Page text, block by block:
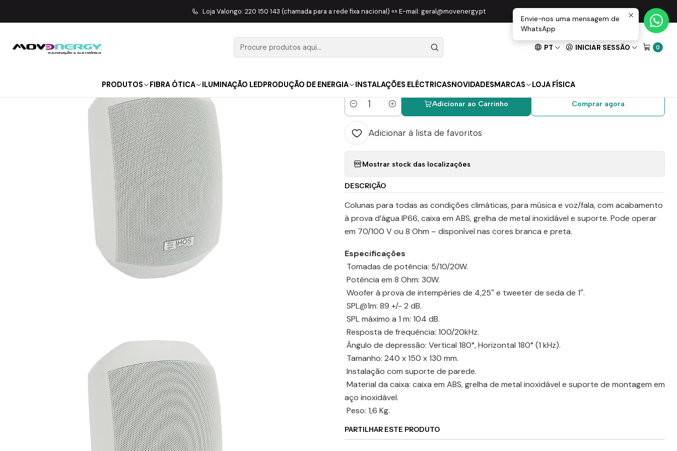
PT INICIAR SESSÃO 0
PRODUTOS FIBRA ÓTICA ILUMINAÇÃO LEDPRODUÇÃO DE ENERGIA INSTALAÇÕES ELÉCTRICASNOVIDADESMARCAS LOJA FÍSICA
Loja Valongo: 220 150 143 (chamada para a rede fixa nacional) «» E-mail: geral@movenergy.pt
SOM | LUZ COLUNAS COLUNAS SEM BATERIA Coluna 100V 4,25″ 30W IP66 Climate IP4 Branco Perola
Coluna 100V 4,25″ 30W IP66
Climate IP4 Branco Perola
Quantidade
Adicionar ao Carrinho Comprar agora
Adicionar à lista de favoritos
Mostrar stock das localizações
DESCRIÇÃO
Colunas para todas as condições climáticas, para música e voz/fala, com acabamento
à prova d’água IP66, caixa em ABS, grelha de metal inoxidável e suporte. Pode operar
em 70/100 V ou 8 Ohm – disponível nas cores branca e preta.
Especificações
Tomadas de potência: 5/10/20W.
Potência em 8 Ohm: 30W.
Woofer à prova de intempéries de 4,25″ e tweeter de seda de 1″.
SPL@1m: 89 +/- 2 dB.
SPL máximo a 1 m: 104 dB.
Resposta de frequência: 100/20kHz.
Ângulo de depressão: Vertical 180°, Horizontal 180° (1 kHz).
Tamanho: 240 x 150 x 130 mm.
Instalação com suporte de parede.
Material da caixa: caixa em ABS, grelha de metal inoxidável e suporte de montagem em
aço inoxidável.
Peso: 1,6 Kg.
PARTILHAR ESTE PRODUTO
Envie-nos uma mensagem de
WhatsApp